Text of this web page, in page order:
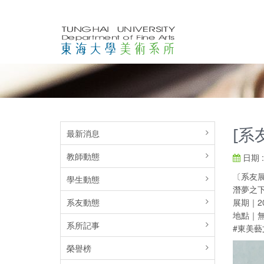
最新消息
教師動態
學生動態
系友動態
系所記事
榮譽榜
[系
日期
〔系友
潛夢之
展期｜
地點｜
#東美